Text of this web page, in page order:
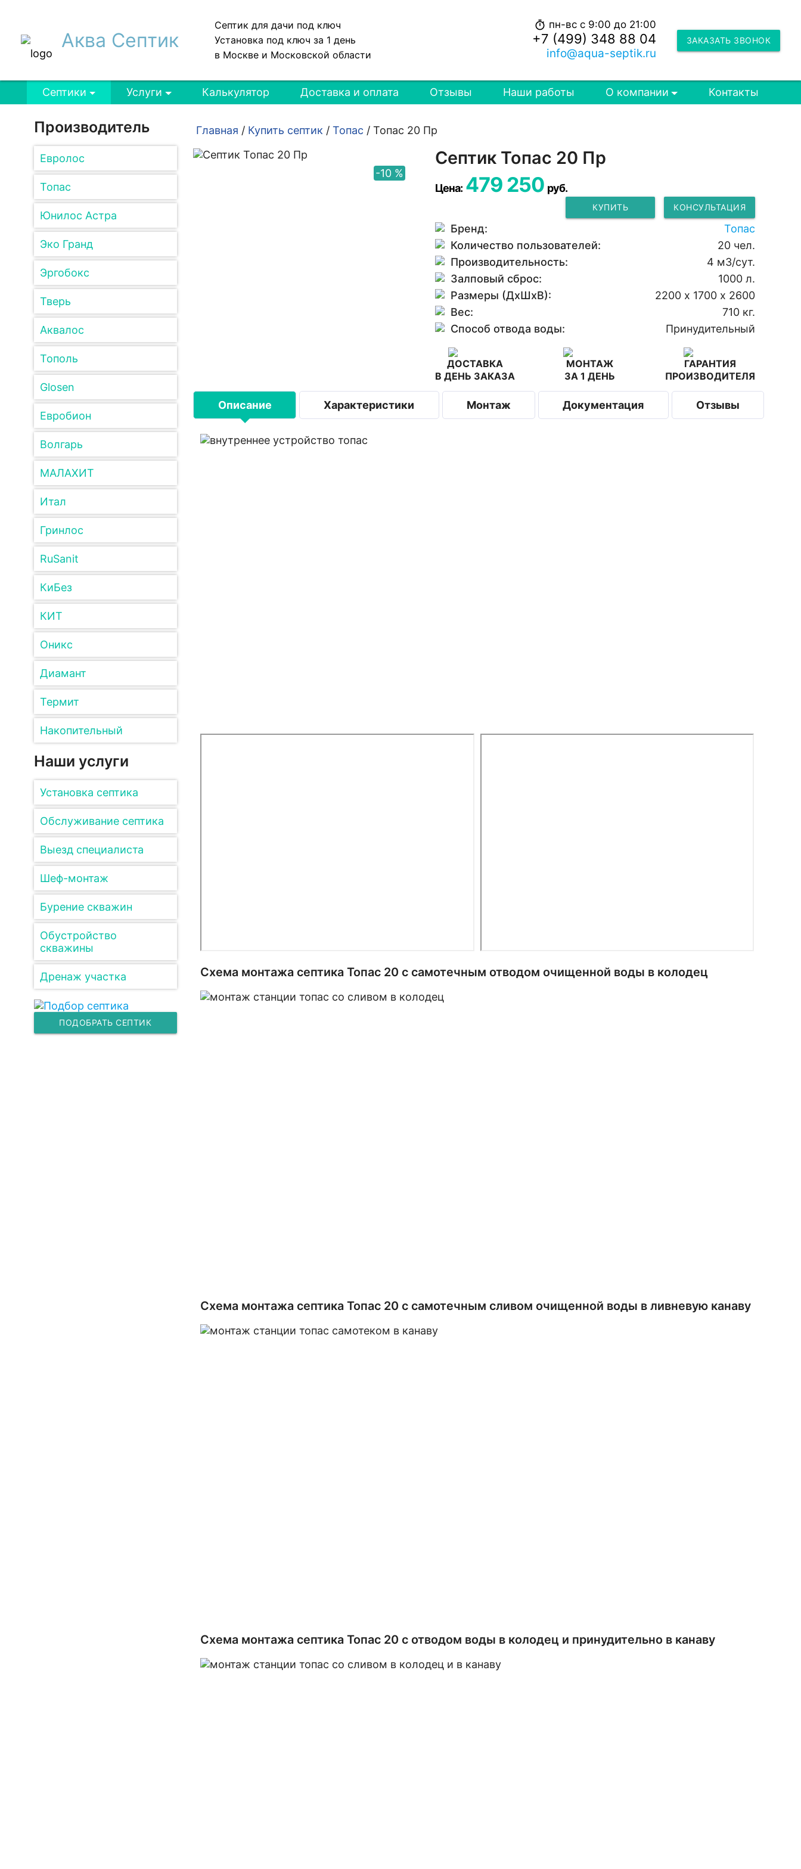
Аква Септик
Септик для дачи под ключ
Установка под ключ за 1 день
в Москве и Московской области
ЗАКАЗАТЬ ЗВОНОК
timer пн-вс с 9:00 до 21:00
+7 (499) 348 88 04
info@aqua-septik.ru
Септики Услуги Калькулятор Доставка и оплата Отзывы Наши работы О компании Контакты
Производитель
Евролос
Топас
Юнилос Астра
Эко Гранд
Эргобокс
Тверь
Аквалос
Тополь
Glosen
Евробион
Волгарь
МАЛАХИТ
Итал
Гринлос
RuSanit
КиБез
КИТ
Оникс
Диамант
Термит
Накопительный
Наши услуги
Установка септика
Обслуживание септика
Выезд специалиста
Шеф-монтаж
Бурение скважин
Обустройство
скважины
Дренаж участка
ПОДОБРАТЬ СЕПТИК
Главная / Купить септик / Топас / Топас 20 Пр
-10 %
Септик Топас 20 Пр
Цена: 479 250 руб.
КУПИТЬ КОНСУЛЬТАЦИЯ
Бренд:
Топас
Количество пользователей:
20 чел.
Производительность:
4 м3/сут.
Залповый сброс:
1000 л.
Размеры (ДхШхВ):
2200 х 1700 х 2600
Вес:
710 кг.
Способ отвода воды:
Принудительный
ДОСТАВКА
В ДЕНЬ ЗАКАЗА
МОНТАЖ
ЗА 1 ДЕНЬ
ГАРАНТИЯ
ПРОИЗВОДИТЕЛЯ
Описание Характеристики Монтаж Документация Отзывы
Схема монтажа септика Топас 20 с самотечным отводом очищенной воды в колодец
Схема монтажа септика Топас 20 с самотечным сливом очищенной воды в ливневую канаву
Схема монтажа септика Топас 20 с отводом воды в колодец и принудительно в канаву